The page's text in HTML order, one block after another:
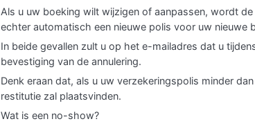
Als u uw boeking wilt wijzigen of aanpassen, wordt
echter automatisch een nieuwe polis voor uw nieuwe
In beide gevallen zult u op het e-mailadres dat u
bevestiging van de annulering.
Denk eraan dat, als u uw verzekeringspolis minder
restitutie zal plaatsvinden.
Wat is een no-show?